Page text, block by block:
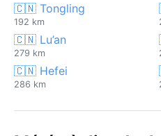
🇨🇳 Tongling
192 km
🇨🇳 Lu’an
279 km
🇨🇳 Hefei
286 km